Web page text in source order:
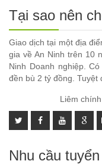
Tại sao nên
Giao dịch tại một địa
gia về An Ninh trên 10
Ninh Doanh nghiệp.
đền bù 2 tỷ đồng. Tuyệt
Liêm
Nhu cầu